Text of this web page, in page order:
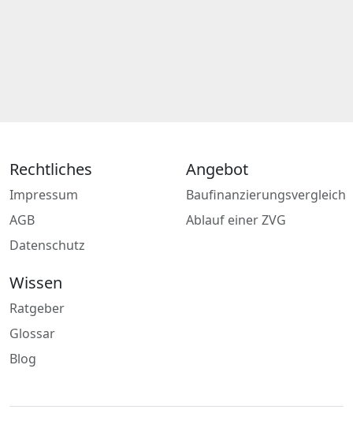
Rechtliches
Impressum
AGB
Datenschutz
Angebot
Baufinanzierungsvergleich
Ablauf einer ZVG
Wissen
Ratgeber
Glossar
Blog